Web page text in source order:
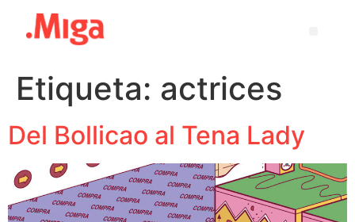
Etiqueta: actrices
Del Bollicao al Tena Lady